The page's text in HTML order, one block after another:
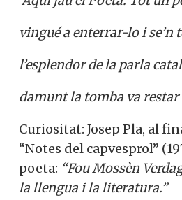
vingué a enterrar-lo i se’n
l’esplendor de la parla
damunt la tomba va
Curiositat: Josep Pla, al
“Notes del capvesprol”
poeta: “Fou Mossèn
la llengua i la literatura.”